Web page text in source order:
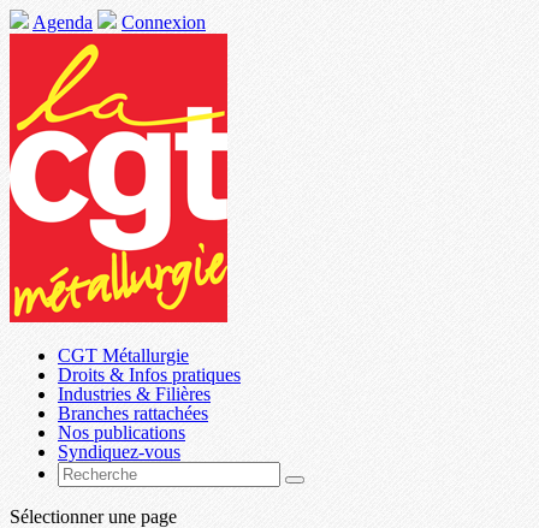
Agenda Connexion
CGT Métallurgie
Droits & Infos pratiques
Industries & Filières
Branches rattachées
Nos publications
Syndiquez-vous
Sélectionner une page